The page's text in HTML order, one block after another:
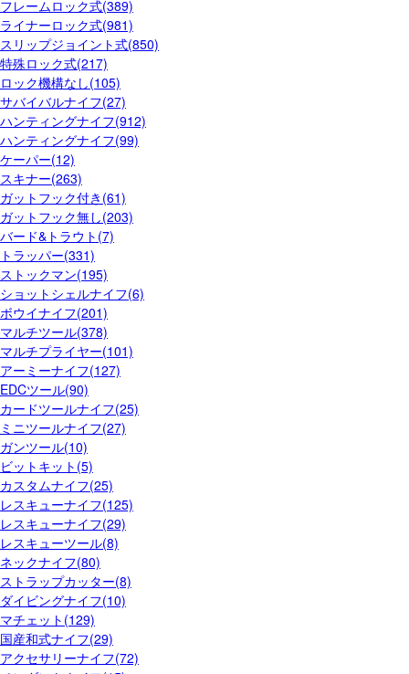
フレームロック式(389)
ライナーロック式(981)
スリップジョイント式(850)
特殊ロック式(217)
ロック機構なし(105)
サバイバルナイフ(27)
ハンティングナイフ(912)
ハンティングナイフ(99)
ケーパー(12)
スキナー(263)
ガットフック付き(61)
ガットフック無し(203)
バード&トラウト(7)
トラッパー(331)
ストックマン(195)
ショットシェルナイフ(6)
ボウイナイフ(201)
マルチツール(378)
マルチプライヤー(101)
アーミーナイフ(127)
EDCツール(90)
カードツールナイフ(25)
ミニツールナイフ(27)
ガンツール(10)
ビットキット(5)
カスタムナイフ(25)
レスキューナイフ(125)
レスキューナイフ(29)
レスキューツール(8)
ネックナイフ(80)
ストラップカッター(8)
ダイビングナイフ(10)
マチェット(129)
国産和式ナイフ(29)
アクセサリーナイフ(72)